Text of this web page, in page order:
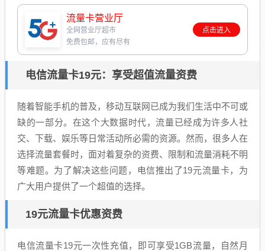
流量卡营业厅
全网营业厅超市
免费包邮，应有尽有
点击进入
电信流量卡19元：享受超值流量资费
随着智能手机的普及，移动互联网已成为我们生活中不可或
缺的一部分。在这个大数据时代，流量已经成为许多人社
交、下载、娱乐等日常活动所必需的资源。然而，很多人在
选择流量套餐时，面对着复杂的资费、限制和流量消耗不明
等难题。为了解决这些问题，电信推出了19元流量卡，为
广大用户提供了一个超值的选择。
19元流量卡优惠资费
电信流量卡19元一次性充值，即可享受1GB流量，自然月